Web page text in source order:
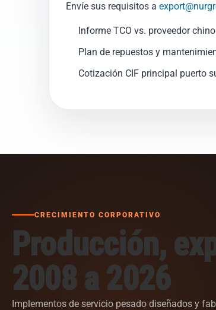
Envíe sus requisitos a
Informe TCO vs. proveedor
Plan de repuestos y
Cotización CIF principal puerto
CRECIMIENTO CORPORATIVO
Producción,
2008 a 2026
Implementos de servicio pesado diseñados y